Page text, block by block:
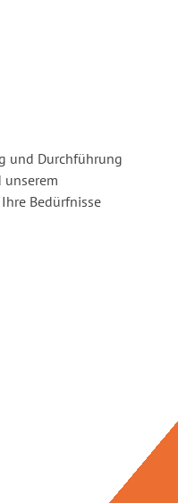
und Durchführung
unserem
Bedürfnisse